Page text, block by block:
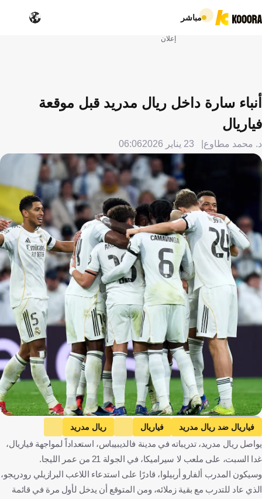
مباشر
إعلان
أنباء سارة داخل ريال مدريد قبل موقعة
فياريال
د. محمد مطاوع 23 يناير 2026 06:06
Getty Images
فياريال ضد ريال مدريد فياريال
ريال مدريد
الدوري الإسباني
رودريجو جوس راؤول اسينسيو
إسبانيا
كرة قدم
يواصل ريال مدريد، تدريباته في مدينة فالديبيباس، استعداداً لمواجهة فياريال،
غدا السبت، على ملعب لا سيراميكا، في الجولة 21 من عمر الليجا.
وسيكون المدرب ألفارو أربيلوا، قادرًا على استدعاء اللاعب البرازيلي رودريجو،
الذي عاد للتدرب مع بقية زملائه، ومن المتوقع أن يدخل لأول مرة في قائمة